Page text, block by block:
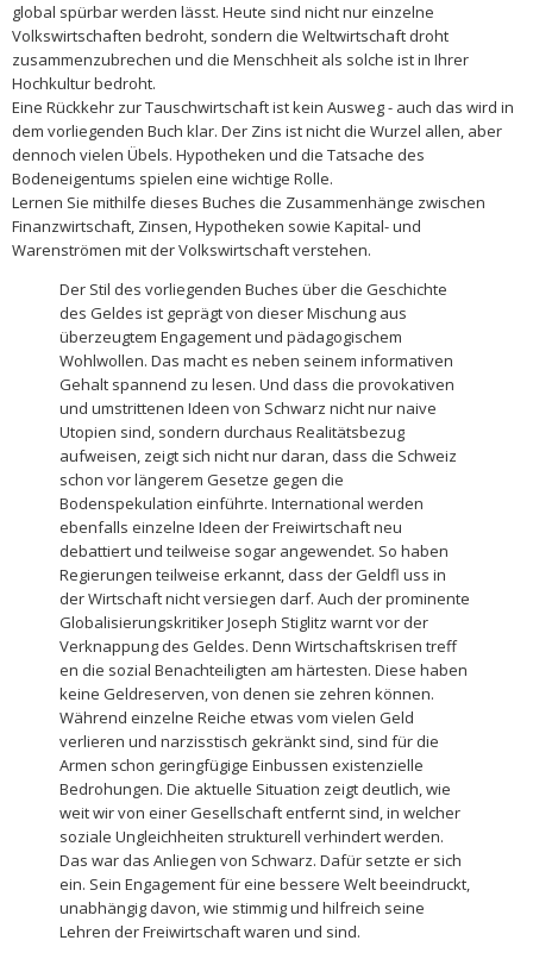
global spürbar werden lässt. Heute sind nicht nur einzelne
Volkswirtschaften bedroht, sondern die Weltwirtschaft droht
zusammenzubrechen und die Menschheit als solche ist in Ihrer
Hochkultur bedroht.
Eine Rückkehr zur Tauschwirtschaft ist kein Ausweg - auch das wird in
dem vorliegenden Buch klar. Der Zins ist nicht die Wurzel allen, aber
dennoch vielen Übels. Hypotheken und die Tatsache des
Bodeneigentums spielen eine wichtige Rolle.
Lernen Sie mithilfe dieses Buches die Zusammenhänge zwischen
Finanzwirtschaft, Zinsen, Hypotheken sowie Kapital- und
Warenströmen mit der Volkswirtschaft verstehen.
Der Stil des vorliegenden Buches über die Geschichte
des Geldes ist geprägt von dieser Mischung aus
überzeugtem Engagement und pädagogischem
Wohlwollen. Das macht es neben seinem informativen
Gehalt spannend zu lesen. Und dass die provokativen
und umstrittenen Ideen von Schwarz nicht nur naive
Utopien sind, sondern durchaus Realitätsbezug
aufweisen, zeigt sich nicht nur daran, dass die Schweiz
schon vor längerem Gesetze gegen die
Bodenspekulation einführte. International werden
ebenfalls einzelne Ideen der Freiwirtschaft neu
debattiert und teilweise sogar angewendet. So haben
Regierungen teilweise erkannt, dass der Geldfl uss in
der Wirtschaft nicht versiegen darf. Auch der prominente
Globalisierungskritiker Joseph Stiglitz warnt vor der
Verknappung des Geldes. Denn Wirtschaftskrisen treff
en die sozial Benachteiligten am härtesten. Diese haben
keine Geldreserven, von denen sie zehren können.
Während einzelne Reiche etwas vom vielen Geld
verlieren und narzisstisch gekränkt sind, sind für die
Armen schon geringfügige Einbussen existenzielle
Bedrohungen. Die aktuelle Situation zeigt deutlich, wie
weit wir von einer Gesellschaft entfernt sind, in welcher
soziale Ungleichheiten strukturell verhindert werden.
Das war das Anliegen von Schwarz. Dafür setzte er sich
ein. Sein Engagement für eine bessere Welt beeindruckt,
unabhängig davon, wie stimmig und hilfreich seine
Lehren der Freiwirtschaft waren und sind.